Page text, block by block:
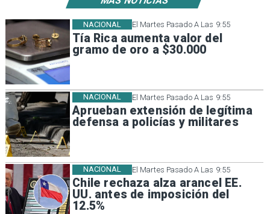
El Martes Pasado A Las 9:55
Tía Rica aumenta valor del
gramo de oro a $30.000
NACIONAL
El Martes Pasado A Las 9:55
Aprueban extensión de legítima
defensa a policías y militares
NACIONAL
El Martes Pasado A Las 9:55
Chile rechaza alza arancel EE.
UU. antes de imposición del
12.5%
NACIONAL